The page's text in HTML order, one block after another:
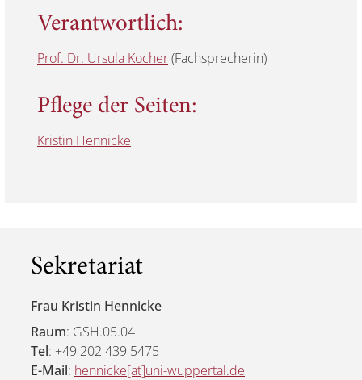
Verantwortlich:
Prof. Dr. Ursula Kocher(Fachsprecherin)
Pflege der Seiten:
Kristin Hennicke
Sekretariat
Frau Kristin Hennicke
Raum: GSH.05.04
Tel: +49 202 439 5475
E-Mail: hennicke[at]uni-wuppertal.de